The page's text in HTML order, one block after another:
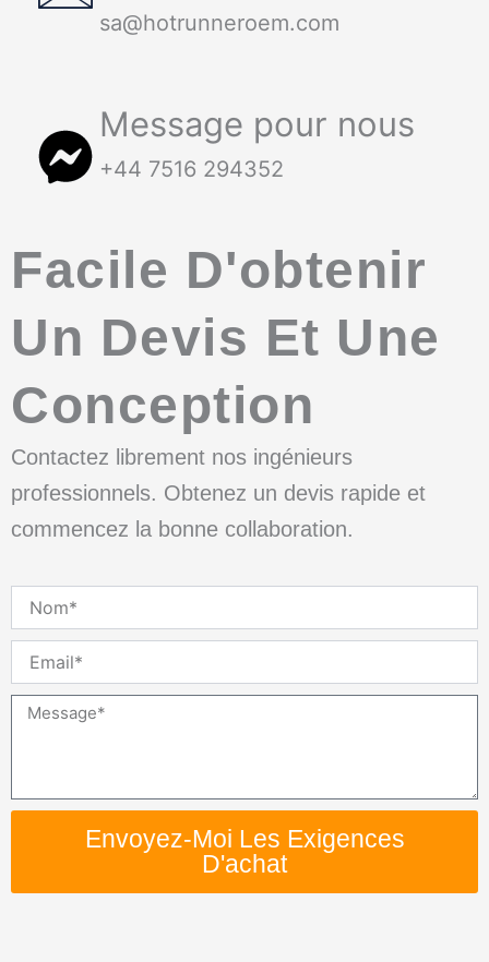
sa@hotrunneroem.com
Message pour nous
+44 7516 294352
Facile D'obtenir
Un Devis Et Une
Conception
Contactez librement nos ingénieurs
professionnels. Obtenez un devis rapide et
commencez la bonne collaboration.
Message
Envoyez-Moi Les Exigences
D'achat